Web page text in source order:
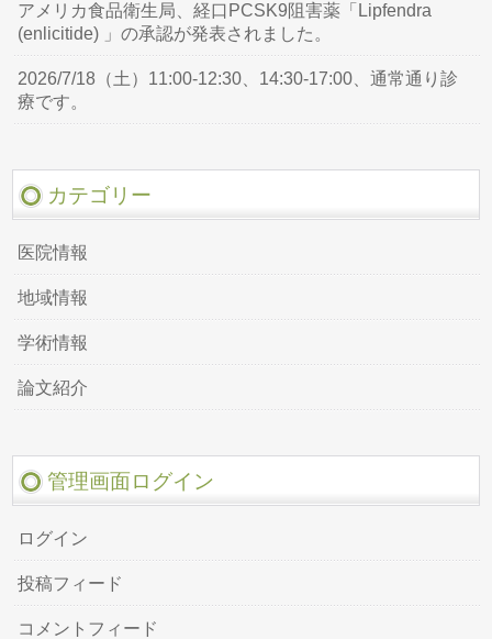
アメリカ食品衛生局、経口PCSK9阻害薬「Lipfendra
(enlicitide) 」の承認が発表されました。
2026/7/18（土）11:00-12:30、14:30-17:00、通常通り診
療です。
カテゴリー
医院情報
地域情報
学術情報
論文紹介
管理画面ログイン
ログイン
投稿フィード
コメントフィード